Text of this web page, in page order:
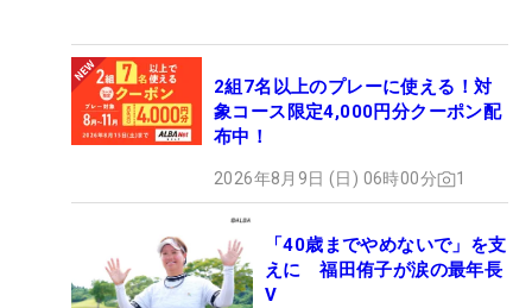
2組7名以上のプレーに使える！対
象コース限定4,000円分クーポン配
布中！
2026年8月9日 (日) 06時00分 1
「40歳までやめないで」を支
えに 福田侑子が涙の最年長
V